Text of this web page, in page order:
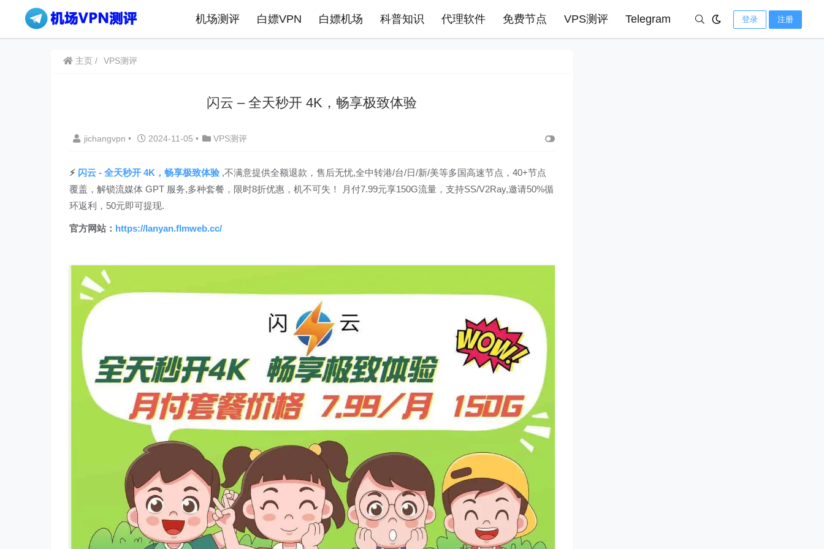
机场测评 白嫖VPN 白嫖机场 科普知识 代理软件 免费节点 VPS测评 Telegram 登录 注册
主页 VPS测评
闪云 – 全天秒开 4K，畅享极致体验
jichangvpn • 2024-11-05 • VPS测评
⚡️ 闪云 - 全天秒开 4K，畅享极致体验 ,不满意提供全额退款，售后无忧,全中转港/台/日/新/美等多国高速节点，40+节点
覆盖，解锁流媒体 GPT 服务,多种套餐，限时8折优惠，机不可失！ 月付7.99元享150G流量，支持SS/V2Ray,邀请50%循
环返利，50元即可提现.
官方网站： https://lanyan.flmweb.cc/